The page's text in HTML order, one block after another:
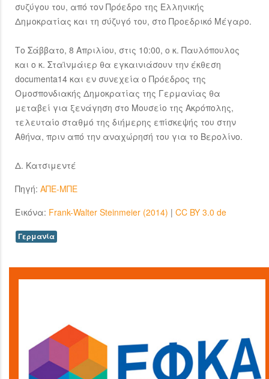
συζύγου του, από τον Πρόεδρο της Ελληνικής
Δημοκρατίας και τη σύζυγό του, στο Προεδρικό Μέγαρο.
Το Σάββατο, 8 Απριλίου, στις 10:00, ο κ. Παυλόπουλος
και ο κ. Σταϊνμάιερ θα εγκαινιάσουν την έκθεση
documenta14 και εν συνεχεία ο Πρόεδρος της
Ομοσπονδιακής Δημοκρατίας της Γερμανίας θα
μεταβεί για ξενάγηση στο Μουσείο της Ακρόπολης,
τελευταίο σταθμό της διήμερης επίσκεψής του στην
Αθήνα, πριν από την αναχώρησή του για το Βερολίνο.
Δ. Κατσιμεντέ
Πηγή: ΑΠΕ-ΜΠΕ
Εικόνα: Frank-Walter Steinmeier (2014) | CC BY 3.0 de
Γερμανία